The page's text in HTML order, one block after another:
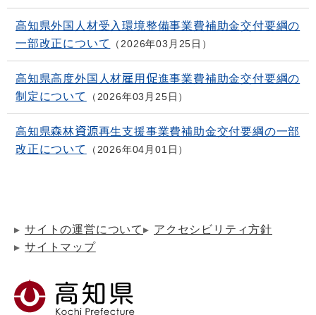
高知県外国人材受入環境整備事業費補助金交付要綱の
一部改正について
2026年03月25日
高知県高度外国人材雇用促進事業費補助金交付要綱の
制定について
2026年03月25日
高知県森林資源再生支援事業費補助金交付要綱の一部
改正について
2026年04月01日
サイトの運営について
アクセシビリティ方針
サイトマップ